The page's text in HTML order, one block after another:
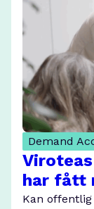
Demand
har fått
Kan